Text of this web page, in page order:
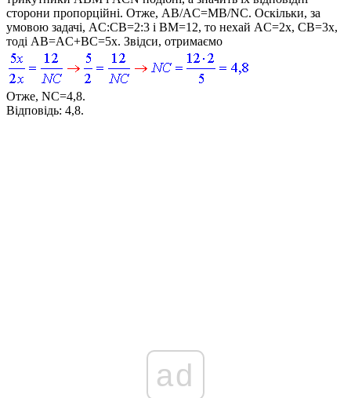
сторони пропорційні. Отже, AB/AC=MB/NC. Оскільки, за
умовою задачі, AC:CB=2:3 і BM=12, то нехай AC=2x, CB=3x,
тоді AB=AC+BC=5x. Звідси, отримаємо
Отже, NC=4,8.
Відповідь: 4,8.
ad